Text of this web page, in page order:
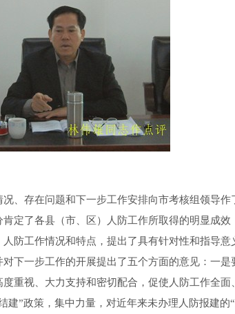
存在问题和下一步工作安排向市考核组领导作
定了各县（市、区）人防工作所取得的明显成效
防工作情况和特点，提出了具有针对性和指导意
一步工作的开展提出了五个方面的意见：一是
重视、大力支持和密切配合，促使人防工作全
”政策，集中力量，对近年来未办理人防报建